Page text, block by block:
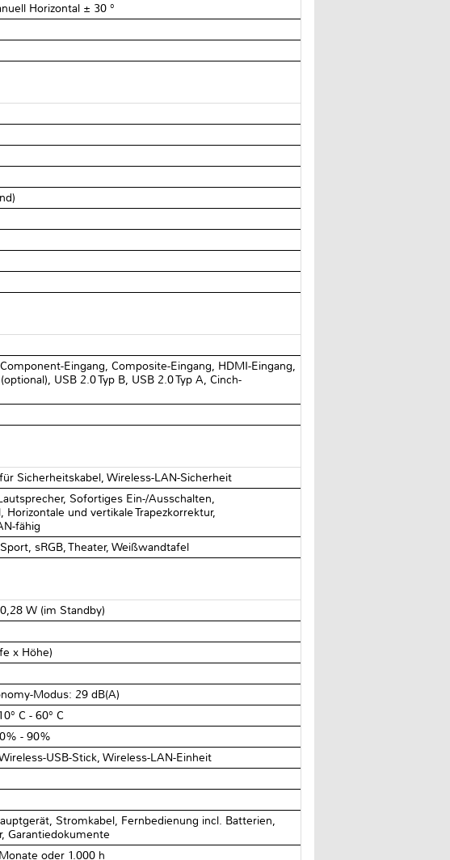
Horizontal ± 30 °
Eingang, Composite-Eingang, HDMI-Eingang,
USB 2.0 Typ B, USB 2.0 Typ A, Cinch-
Sicherheitskabel, Wireless-LAN-Sicherheit
Sofortiges Ein-/Ausschalten,
und vertikale Trapezkorrektur,
fähig
sRGB, Theater, Weißwandtafel
W (im Standby)
x Höhe)
Modus: 29 dB(A)
C - 60° C
- 90%
USB-Stick, Wireless-LAN-Einheit
Stromkabel, Fernbedienung incl. Batterien,
Garantiedokumente
oder 1.000 h